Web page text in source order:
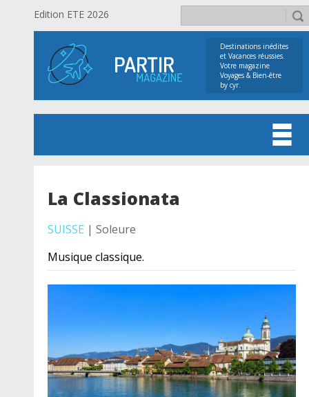
Edition ETE 2026
Destinations inédites
et Vacances réussies.
Votre magazine
Voyages & Bien-être
by cyr.
La Classionata
SUISSE | Soleure
Musique classique.